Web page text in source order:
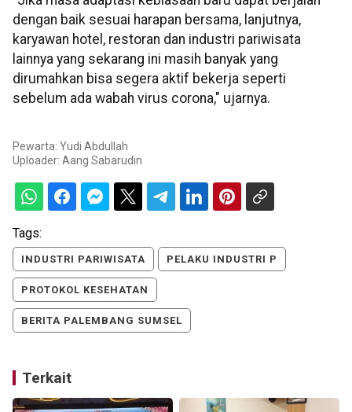
dengan baik sesuai harapan bersama, lanjutnya,
karyawan hotel, restoran dan industri pariwisata
lainnya yang sekarang ini masih banyak yang
dirumahkan bisa segera aktif bekerja seperti
sebelum ada wabah virus corona," ujarnya.
Pewarta: Yudi Abdullah
Uploader: Aang Sabarudin
Tags:
INDUSTRI PARIWISATA PELAKU INDUSTRI P
PROTOKOL KESEHATAN
BERITA PALEMBANG SUMSEL
Terkait